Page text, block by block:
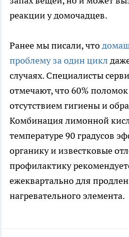
реакции у домочадцев.
Ранее мы писали, что
проблему за один цикл
случаях. Специалисты
отмечают, что 60%
отсутствием гигиены и
Комбинация лимонной
температуре 90 градусов
органику и известковые
профилактику
ежеквартально для
нагревательного элемента.